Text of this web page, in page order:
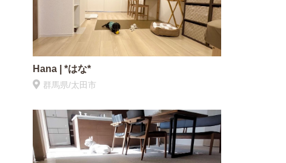
Hana | *はな*
群馬県/太田市